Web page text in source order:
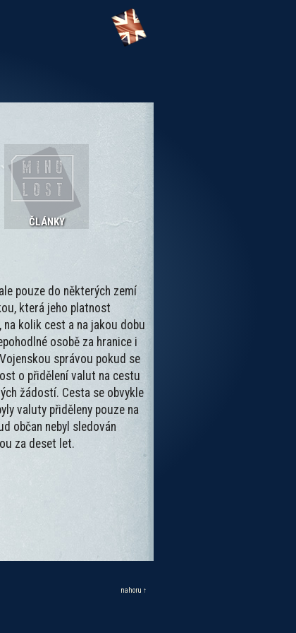
ČLÁNKY
pouze do některých zemí
která jeho platnost
kolik cest a na jakou dobu
osobě za hranice i
správou pokud se
o přidělení valut na cestu
žádostí. Cesta se obvykle
valuty přiděleny pouze na
občan nebyl sledován
za deset let.
nahoru ↑